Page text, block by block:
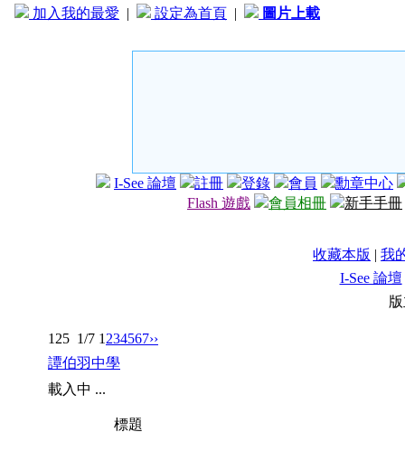
加入我的最愛 | 設定為首頁 | 圖片上載
I-See 論壇 註冊 登錄 會員
勳章中心
Flash 遊戲
會員相冊 新手手冊
收藏本版 | 我
I-See 論壇
125 1/7 1 234567››
譚伯羽中學
載入中 ...
標題